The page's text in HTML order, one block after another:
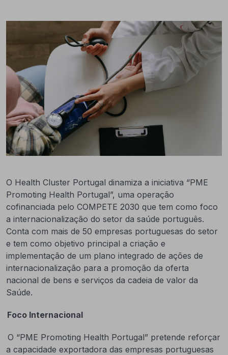
O Health Cluster Portugal dinamiza a iniciativa “PME
Promoting Health Portugal”, uma operação
cofinanciada pelo COMPETE 2030 que tem como foco
a internacionalização do setor da saúde português.
Conta com mais de 50 empresas portuguesas do setor
e tem como objetivo principal a criação e
implementação de um plano integrado de ações de
internacionalização para a promoção da oferta
nacional de bens e serviços da cadeia de valor da
Saúde.
Foco Internacional
O “PME Promoting Health Portugal” pretende reforçar
a capacidade exportadora das empresas portuguesas